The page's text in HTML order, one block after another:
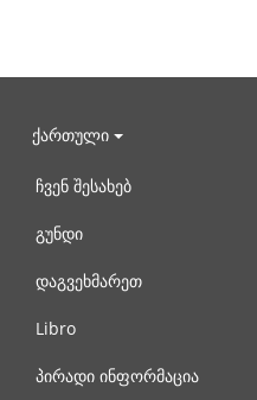
ქართული
ჩვენ შესახებ
გუნდი
დაგვეხმარეთ
Libro
პირადი ინფორმაცია